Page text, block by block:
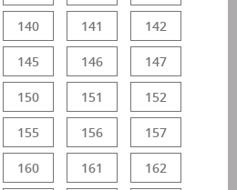
140 141 142
145 146 147
150 151 152
155 156 157
160 161 162